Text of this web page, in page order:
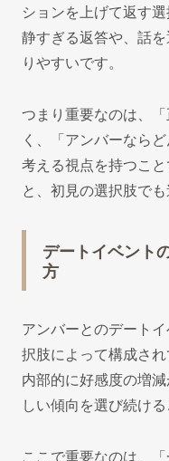
ションを上げて返す
静すぎる返答や、話
りやすいです。
つまり重要なのは、
く、「アンバーなら
考える視点を持つこ
と、初見の選択肢で
デートイベント
方
アンバーとのデート
択肢によって構成さ
内部的に好感度の増
しい傾向を選び続け
ここで重要なのは、